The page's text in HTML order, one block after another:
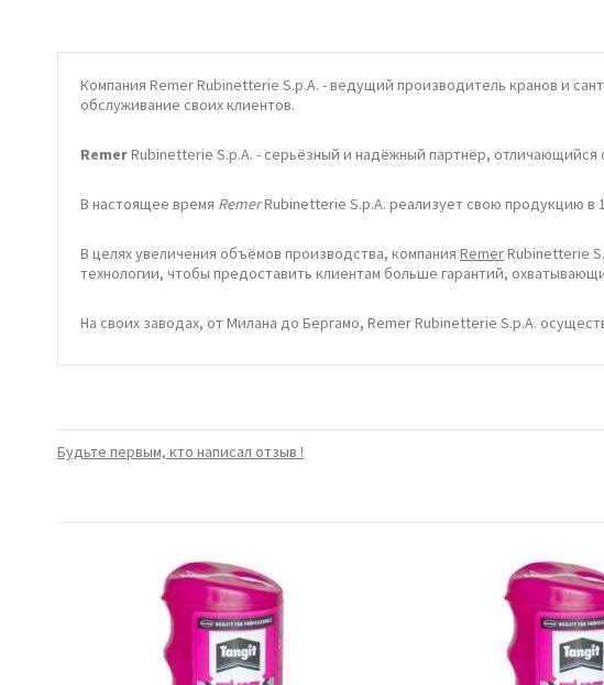
Компания Remer Rubinetterie S.p.A. - ведущий производитель кранов и
обслуживание своихклиентов.
RemerRubinetterie S.p.A. - серьёзный и надёжный партнёр, отличающийся
В настоящее время RemerRubinetterie S.p.A. реализует свою продукцию в
В целяхувеличения объёмов производства, компания RemerRubinetterie
технологии, чтобы предоставить клиентам больше гарантий, охватыв
На своих заводах, отМилана до Бергамо, Remer Rubinetterie S.p.A. осущест
Будьте первым, кто написал отзыв !